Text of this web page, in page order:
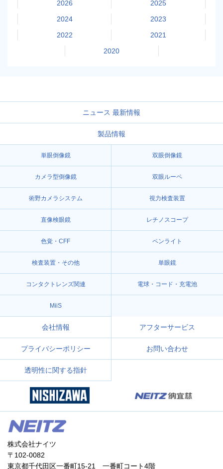
2026
2025
2024
2023
2022
2021
2020
ニュース 最新情報
製品情報
単眼倒像鏡 双眼倒像鏡
カメラ型倒像鏡 双眼ルーペ
術野カメラシステム 視力検査装置
直像検眼鏡 レチノスコープ
色覚・CFF ペンライト
検査装置・その他 単眼鏡
コンタクトレンズ関連 電球・コード・充電池
MiiS
会社情報 アフターサービス
プライバシーポリシー お問い合わせ
透明性に関する指針
株式会社ナイツ
〒102-0082
東京都千代田区一番町15-21 一番町コート4階